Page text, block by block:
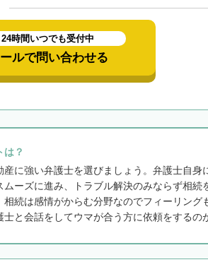
24時間いつでも受付中
ルで問い合わせる
は？
に強い弁護士を選びましょう。弁護士自身
ムーズに進み、トラブル解決のみならず相続
相続は感情がからむ分野なのでフィーリング
と会話をしてウマが合う方に依頼をするの